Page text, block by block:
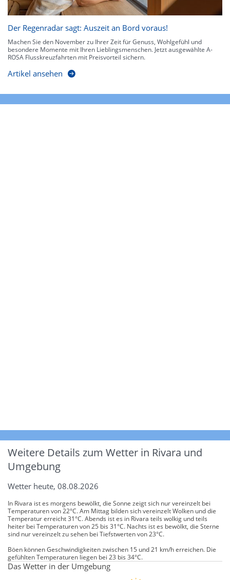
Der Regenradar sagt: Auszeit an Bord voraus!
Machen Sie den November zu Ihrer Zeit für Genuss, Wohlgefühl und
besondere Momente mit Ihren Lieblingsmenschen. Jetzt ausgewählte A-
ROSA Flusskreuzfahrten mit Preisvorteil sichern.
Artikel ansehen
Weitere Details zum Wetter in Rivara und
Umgebung
Wetter heute, 08.08.2026
In Rivara ist es morgens bewölkt, die Sonne zeigt sich nur vereinzelt bei
Temperaturen von 22°C. Am Mittag bilden sich vereinzelt Wolken und die
Temperatur erreicht 31°C. Abends ist es in Rivara teils wolkig und teils
heiter bei Temperaturen von 25 bis 31°C. Nachts ist es bewölkt, die Sterne
sind nur vereinzelt zu sehen bei Tiefstwerten von 23°C.
Böen können Geschwindigkeiten zwischen 15 und 21 km/h erreichen. Die
gefühlten Temperaturen liegen bei 23 bis 34°C.
Das Wetter in der Umgebung